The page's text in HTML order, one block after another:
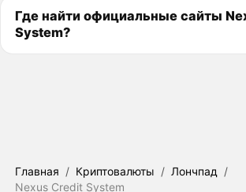
Где найти официальные сайты
System?
Главная / Криптовалюты / Лончпад /
Nexus Credit System